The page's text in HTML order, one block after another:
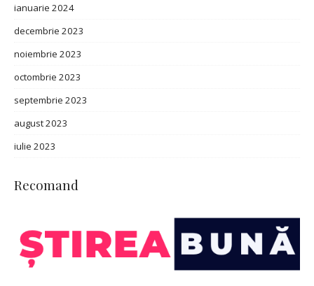
ianuarie 2024
decembrie 2023
noiembrie 2023
octombrie 2023
septembrie 2023
august 2023
iulie 2023
Recomand